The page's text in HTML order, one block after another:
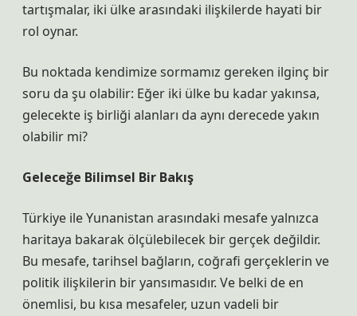
tartışmalar, iki ülke arasındaki ilişkilerde hayati bir
rol oynar.
Bu noktada kendimize sormamız gereken ilginç bir
soru da şu olabilir: Eğer iki ülke bu kadar yakınsa,
gelecekte iş birliği alanları da aynı derecede yakın
olabilir mi?
Geleceğe Bilimsel Bir Bakış
Türkiye ile Yunanistan arasındaki mesafe yalnızca
haritaya bakarak ölçülebilecek bir gerçek değildir.
Bu mesafe, tarihsel bağların, coğrafi gerçeklerin ve
politik ilişkilerin bir yansımasıdır. Ve belki de en
önemlisi, bu kısa mesafeler, uzun vadeli bir